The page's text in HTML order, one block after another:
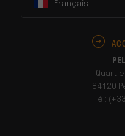
Français
84120
Tél: